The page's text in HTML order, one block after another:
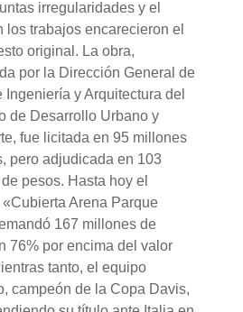
irregularidades y el
los trabajos encarecieron el
original. La obra,
por la Dirección General de
Ingeniería y Arquitectura del
de Desarrollo Urbano y
fue licitada en 95 millones
pero adjudicada en 103
pesos. Hasta hoy el
«Cubierta Arena Parque
167 millones de
76% por encima del valor
tanto, el equipo
campeón de la Copa Davis,